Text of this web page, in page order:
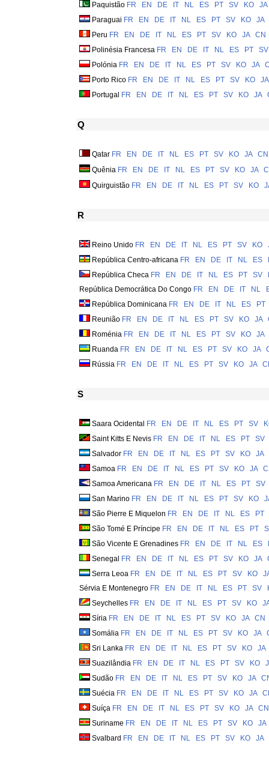
Paquistão FR EN DE IT NL ES PT SV KO
JA
Paraguai FR EN DE IT NL ES PT SV KO
JA
Peru FR EN DE IT NL ES PT SV KO JA
CN
Polinésia Francesa FR EN DE IT NL ES PT
SV
Polónia FR EN DE IT NL ES PT SV KO JA
Porto Rico FR EN DE IT NL ES PT SV KO
JA
Portugal FR EN DE IT NL ES PT SV KO JA
Q
Qatar FR EN DE IT NL ES PT SV KO JA
CN
Quênia FR EN DE IT NL ES PT SV KO JA
Quirguistão FR EN DE IT NL ES PT SV KO
R
Reino Unido FR EN DE IT NL ES PT SV KO
República Centro-africana FR EN DE IT NL ES
República Checa FR EN DE IT NL ES PT SV
República Democrática Do Congo FR EN DE IT NL
República Dominicana FR EN DE IT NL ES
PT
Reunião FR EN DE IT NL ES PT SV KO JA
Roménia FR EN DE IT NL ES PT SV KO
JA
Ruanda FR EN DE IT NL ES PT SV KO JA
Rússia FR EN DE IT NL ES PT SV KO JA
S
Saara Ocidental FR EN DE IT NL ES PT SV
Saint Kitts E Nevis FR EN DE IT NL ES PT
SV
Salvador FR EN DE IT NL ES PT SV KO
JA
Samoa FR EN DE IT NL ES PT SV KO JA
Samoa Americana FR EN DE IT NL ES PT
SV
San Marino FR EN DE IT NL ES PT SV KO
São Pierre E Miquelon FR EN DE IT NL ES
PT
São Tomé E Príncipe FR EN DE IT NL ES PT
São Vicente E Grenadines FR EN DE IT NL ES
Senegal FR EN DE IT NL ES PT SV KO JA
Serra Leoa FR EN DE IT NL ES PT SV KO
Sérvia E Montenegro FR EN DE IT NL ES PT SV
Seychelles FR EN DE IT NL ES PT SV KO
Síria FR EN DE IT NL ES PT SV KO JA
CN
Somália FR EN DE IT NL ES PT SV KO JA
Sri Lanka FR EN DE IT NL ES PT SV KO
JA
Suazilândia FR EN DE IT NL ES PT SV KO
Sudão FR EN DE IT NL ES PT SV KO JA
Suécia FR EN DE IT NL ES PT SV KO JA
Suíça FR EN DE IT NL ES PT SV KO JA
CN
Suriname FR EN DE IT NL ES PT SV KO
JA
Svalbard FR EN DE IT NL ES PT SV KO JA